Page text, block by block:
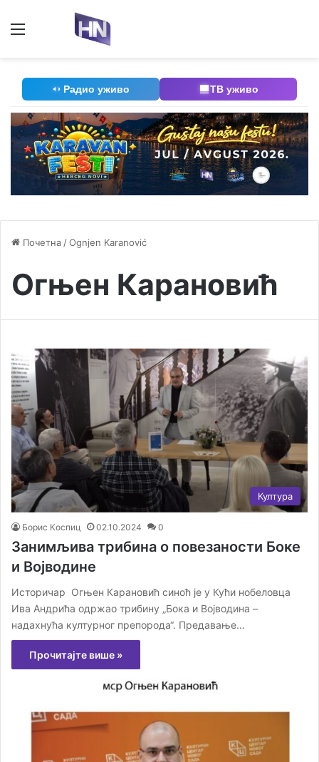
Радио уживо ТВ уживо
Почетна /Ognjen Karanović
Огњен Карановић
Култура
Борис Коспиц 02.10.2024 0
Занимљива трибина о повезаности Боке
и Војводине
Историчар Огњен Карановић синоћ је у Кући нобеловца
Ива Андрића одржао трибину „Бока и Војводина –
надахнућа културног препорода“. Предавање…
Прочитајте више »